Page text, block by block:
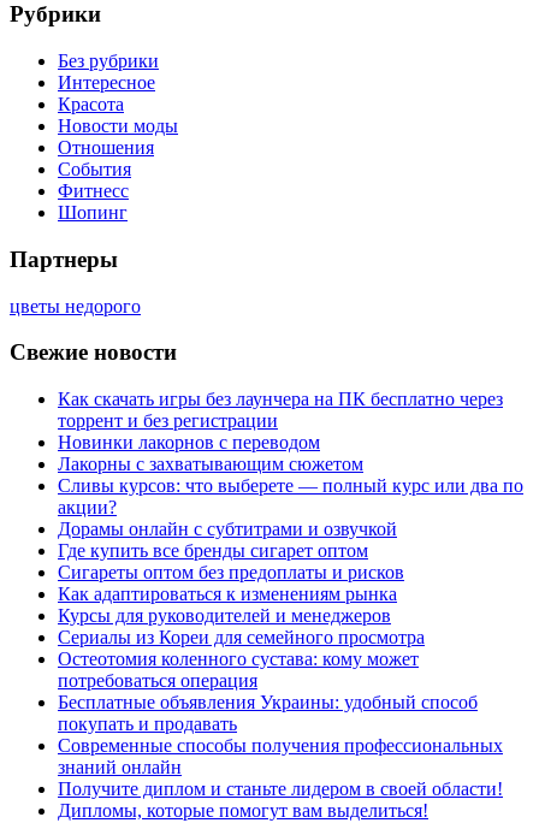
Рубрики
Без рубрики
Интересное
Красота
Новости моды
Отношения
События
Фитнесс
Шопинг
Партнеры
цветы недорого
Свежие новости
Как скачать игры без лаунчера на ПК бесплатно через
торрент и без регистрации
Новинки лакорнов с переводом
Лакорны с захватывающим сюжетом
Сливы курсов: что выберете — полный курс или два по
акции?
Дорамы онлайн с субтитрами и озвучкой
Где купить все бренды сигарет оптом
Сигареты оптом без предоплаты и рисков
Как адаптироваться к изменениям рынка
Курсы для руководителей и менеджеров
Сериалы из Кореи для семейного просмотра
Остеотомия коленного сустава: кому может
потребоваться операция
Бесплатные объявления Украины: удобный способ
покупать и продавать
Современные способы получения профессиональных
знаний онлайн
Получите диплом и станьте лидером в своей области!
Дипломы, которые помогут вам выделиться!